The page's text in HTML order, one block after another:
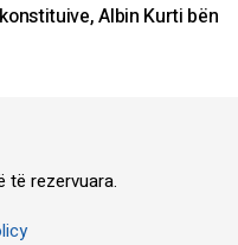
Albin Kurti bën
të rezervuara.